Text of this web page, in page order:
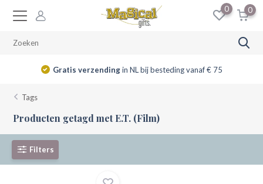
0 0
Gratis verzendingin NL bij besteding vanaf € 75
Tags
Producten getagd met E.T. (Film)
Filters